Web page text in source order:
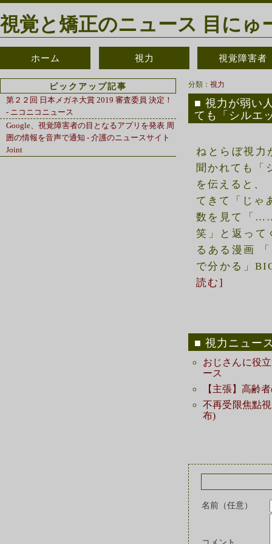
視覚と矯正のニュース 目にゅ
ホーム 視力 視覚障害者
分類： 視力
視力が弱い
ても「シルエ
ねとらぼ視力
聞かれても「
を伝えると、
てきて「じゃ
数を見て「
笑」と返って
るある漫画
で分かる」
読む]
視力ニュー
おじさんに役
ース
【主張】高齢
不再受限焦點
布)
名前（任意）
ピックアップ記事
第２２回 日本メガネ大賞 2019 審査委員 決定！
- ニコニコニュース
Google、視覚障害者の目となるアプリを発表 周
囲の情報を音声で通知 - 介護のニュースサイト
Joint